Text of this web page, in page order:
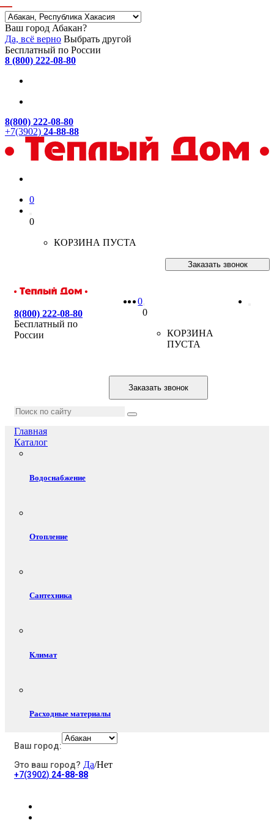
Ваш город Абакан?
Да, всё верно Выбрать другой
Бесплатный по России
8 (800) 222-08-80
8(800) 222-08-80
+7(3902) 24-88-88
0
0
КОРЗИНА ПУСТА
Заказать звонок
8(800) 222-08-80
Бесплатный по
России
0
0
КОРЗИНА
ПУСТА
Заказать звонок
Главная
Каталог
Водоснабжение
Отопление
Сантехника
Климат
Расходные материалы
Электротовары
Ваш город:
Это ваш город? Да/Нет
+7(3902) 24-88-88